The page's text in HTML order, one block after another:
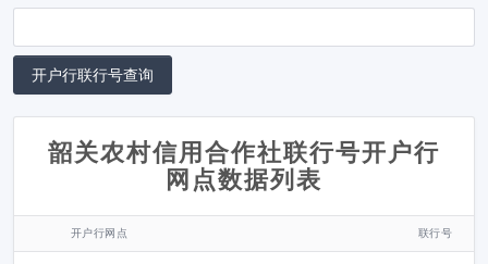
韶关农村信用合作社联行号开户行
网点数据列表
开户行网点 联行号